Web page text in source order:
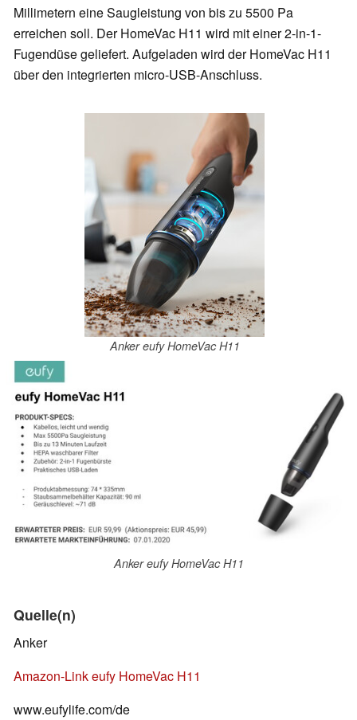
Millimetern eine Saugleistung von bis zu 5500 Pa
erreichen soll. Der HomeVac H11 wird mit einer 2-in-1-
Fugendüse geliefert. Aufgeladen wird der HomeVac H11
über den integrierten micro-USB-Anschluss.
Anker eufy HomeVac H11
Anker eufy HomeVac H11
Quelle(n)
Anker
Amazon-Link eufy HomeVac H11
www.eufylife.com/de